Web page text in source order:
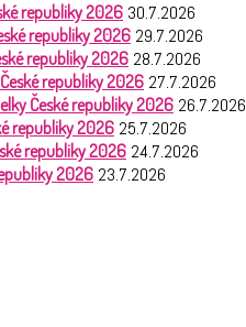
republiky 2026 30.7.2026
republiky 2026 29.7.2026
republiky 2026 28.7.2026
republiky 2026 27.7.2026
České republiky 2026 26.7.2026
republiky 2026 25.7.2026
republiky 2026 24.7.2026
2026 23.7.2026